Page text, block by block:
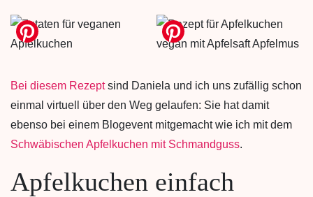
Bei diesem Rezeptsind Daniela und ich uns zufällig schon
einmal virtuell über den Weg gelaufen: Sie hat damit
ebenso bei einem Blogevent mitgemacht wie ich mit dem
Schwäbischen Apfelkuchen mit Schmandguss.
Apfelkuchen einfach